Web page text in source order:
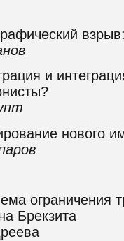
и
нового
ограничения
Брекзита